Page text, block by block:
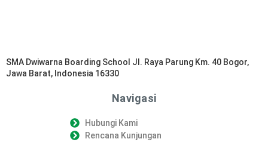
SMA Dwiwarna Boarding School Jl. Raya Parung Km. 40 Bogor,
Jawa Barat, Indonesia 16330
Navigasi
Hubungi Kami
Rencana Kunjungan